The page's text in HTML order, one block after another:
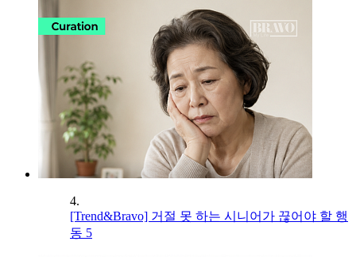
4.
[Trend&Bravo] 거절 못 하는 시니어가 끊어야 할 행
동 5